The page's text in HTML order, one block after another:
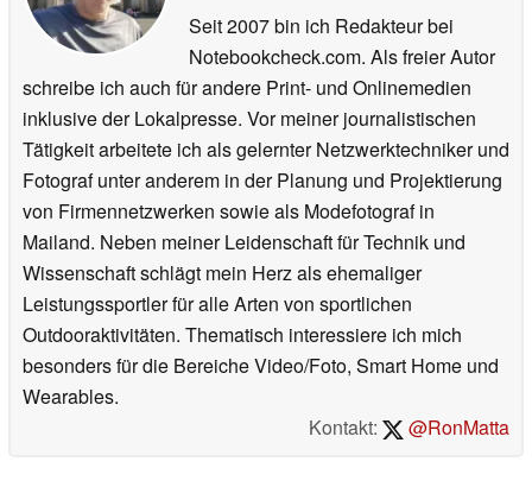
Seit 2007 bin ich Redakteur bei
Notebookcheck.com. Als freier Autor
schreibe ich auch für andere Print- und Onlinemedien
inklusive der Lokalpresse. Vor meiner journalistischen
Tätigkeit arbeitete ich als gelernter Netzwerktechniker und
Fotograf unter anderem in der Planung und Projektierung
von Firmennetzwerken sowie als Modefotograf in
Mailand. Neben meiner Leidenschaft für Technik und
Wissenschaft schlägt mein Herz als ehemaliger
Leistungssportler für alle Arten von sportlichen
Outdooraktivitäten. Thematisch interessiere ich mich
besonders für die Bereiche Video/Foto, Smart Home und
Wearables.
Kontakt:
@RonMatta